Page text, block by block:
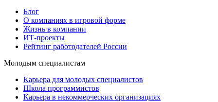
Блог
О компаниях в игровой форме
Жизнь в компании
ИТ-проекты
Рейтинг работодателей России
Молодым специалистам
Карьера для молодых специалистов
Школа программистов
Карьера в некоммерческих организациях